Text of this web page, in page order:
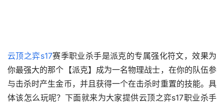
云顶之弈s17赛季职业杀手是派克的专属强化符文，效果为
你最强大的那个【派克】成为一名物理战士，在你的队伍参
与击杀时产生金币，并且获得一个在击杀时重置的技能。具
体该怎么玩呢？下面就来为大家提供云顶之弈s17职业杀手